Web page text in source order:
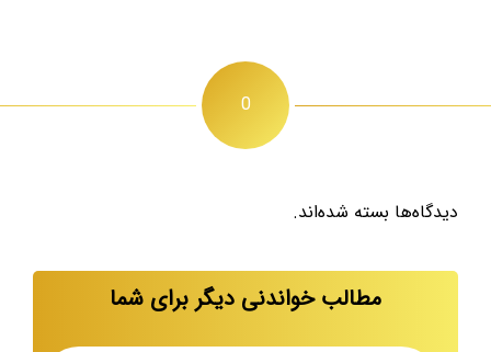
0
دیدگاه‌ها بسته شده‌اند.
مطالب خواندنی دیگر برای شما